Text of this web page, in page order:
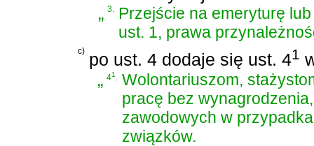
„3. Przejście na emeryturę
ust. 1, prawa
c) po ust. 4 dodaje się ust. 41
„41
Wolontariuszom,
pracę bez
zawodowych w
związków.